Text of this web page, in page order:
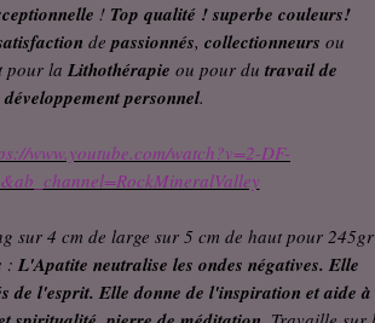
! Top qualité ! superbe couleurs!
de passionnés, collectionneurs ou
pour la Lithothérapie ou pour du travail de
développement personnel.
www.youtube.com/watch?v=2-DF-
sur 4 cm de large sur 5 cm de haut pour 245gr
: L'Apatite neutralise les ondes négatives. Elle
de l'esprit. Elle donne de l'inspiration et aide